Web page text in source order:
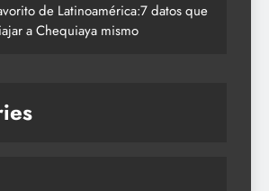
de Latinoamérica:7 datos que
a Chequiaya mismo